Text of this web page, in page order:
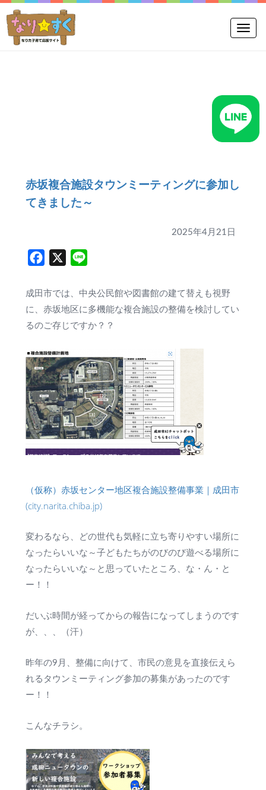
赤坂複合施設タウンミーティングに参加し
てきました～
2025年4月21日
Facebook
成田市では、中央公民館や図書館の建て替えも視野
に、赤坂地区に多機能な複合施設の整備を検討してい
るのご存じですか？？
（仮称）赤坂センター地区複合施設整備事業｜成田市
(city.narita.chiba.jp)
変わるなら、どの世代も気軽に立ち寄りやすい場所に
なったらいいな～子どもたちがのびのび遊べる場所に
なったらいいな～と思っていたところ、な・ん・と
ー！！
だいぶ時間が経ってからの報告になってしまうのです
が、、、（汗）
昨年の9月、整備に向けて、市民の意見を直接伝えら
れるタウンミーティング参加の募集があったのです
ー！！
こんなチラシ。